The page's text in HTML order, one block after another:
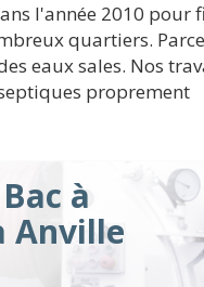
l'année 2010 pour
quartiers.
eaux sales. Nos
proprement
à
Anville